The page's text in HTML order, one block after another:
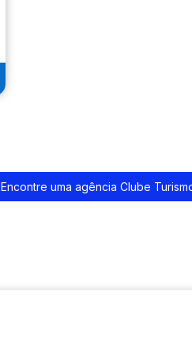
Encontre uma agência Clube